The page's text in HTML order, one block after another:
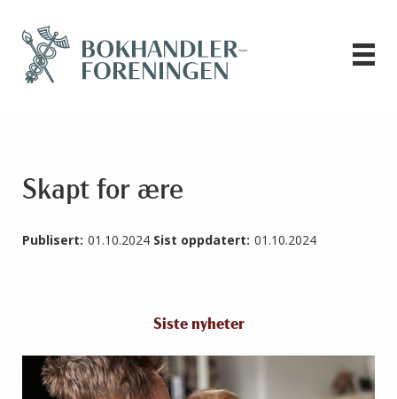
Skapt for ære
Publisert: 01.10.2024 Sist oppdatert: 01.10.2024
Siste nyheter